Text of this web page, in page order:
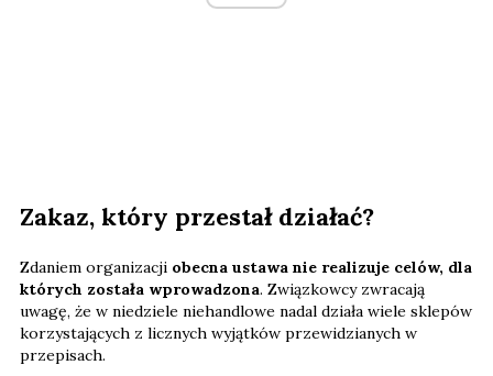
Zakaz, który przestał działać?
Zdaniem organizacji obecna ustawa nie realizuje celów, dla
których została wprowadzona. Związkowcy zwracają
uwagę, że w niedziele niehandlowe nadal działa wiele sklepów
korzystających z licznych wyjątków przewidzianych w
przepisach.